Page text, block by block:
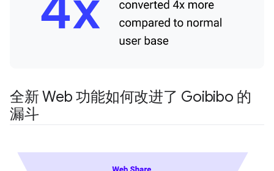
全新 Web 功能如何改进了 Goibibo 的
漏斗